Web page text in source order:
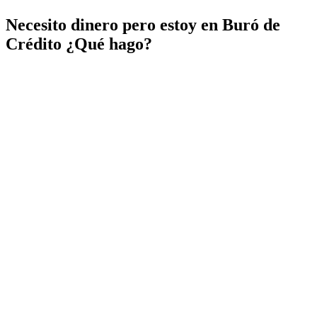
Necesito dinero pero estoy en Buró de
Crédito ¿Qué hago?